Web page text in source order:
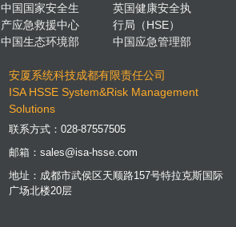
中国国家安全生
产应急救援中心
英国健康安全执
行局（HSE）
中国生态环境部 中国应急管理部
安厦系统科技成都有限责任公司
ISA HSSE System&Risk Management
Solutions
联系方式：028-87557505
邮箱：sales@isa-hsse.com
地址：成都市武侯区天顺路157号特拉克斯国际
广场北楼20层